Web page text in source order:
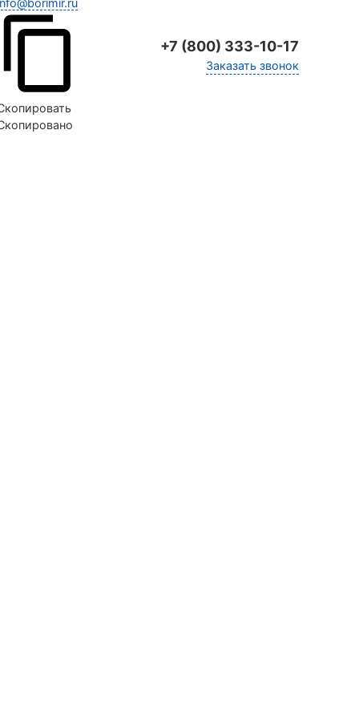
+7 (800) 333-10-17
Заказать звонок